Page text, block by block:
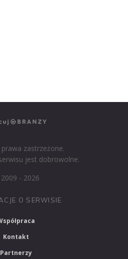
zastrzeżone.
jest dobrowolne.
- 2026
O SERWISIE
Kontakt
Partnerzy